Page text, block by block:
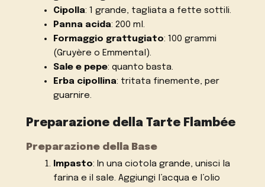
Cipolla: 1 grande, tagliata a fette sottili.
Panna acida: 200 ml.
Formaggio grattugiato: 100 grammi
(Gruyère o Emmental).
Sale e pepe: quanto basta.
Erba cipollina: tritata finemente, per
guarnire.
Preparazione della Tarte Flambée
Preparazione della Base
Impasto: In una ciotola grande, unisci la
farina e il sale. Aggiungi l’acqua e l’olio